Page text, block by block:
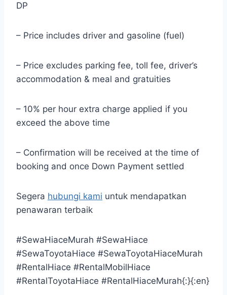
DP
– Price includes driver and gasoline (fuel)
– Price excludes parking fee, toll fee, driver’s
accommodation & meal and gratuities
– 10% per hour extra charge applied if you
exceed the above time
– Confirmation will be received at the time of
booking and once Down Payment settled
Segera hubungi kami untuk mendapatkan
penawaran terbaik
#SewaHiaceMurah #SewaHiace
#SewaToyotaHiace #SewaToyotaHiaceMurah
#RentalHiace #RentalMobilHiace
#RentalToyotaHiace #RentalHiaceMurah{:}{:en}